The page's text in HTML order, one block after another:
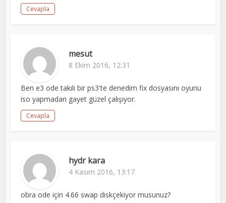
Cevapla
mesut
8 Ekim 2016, 12:31
Ben e3 ode takılı bir ps3'te denedim fix dosyasını oyunu
iso yapmadan gayet güzel çalışıyor.
Cevapla
hydr kara
4 Kasım 2016, 13:17
obra ode için 4.66 swap diskçekiyor musunuz?